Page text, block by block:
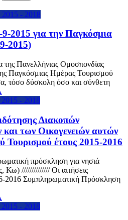
2015 - 2018
2015 για την Παγκόσμια
2015)
Πανελλήνιας Ομοσπονδίας
Παγκόσμιας Ημέρας Τουρισμού
τόσο δύσκολη όσο και σύνθετη
2015 - 2018
Διακοπών
των Οικογενειών αυτών
Τουρισμού έτους 2015-2016
πρόσκληση για νησιά
Κω) ////////////// Οι αιτήσεις
2016 Συμπληρωματική Πρόσκληση
2015 - 2018